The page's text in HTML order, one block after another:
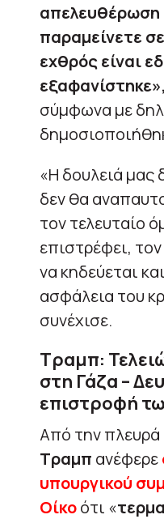
απελευθέρωση
παραμείνετε
εχθρός είναι
σύμφωνα με
«Η δουλειά μας
δεν θα
τον τελευταίο
επιστρέφει,
να κηδεύεται
ασφάλεια του
συνέχισε.
Τραμπ:
στη Γάζα –
επιστροφή
Από την πλευρά
Τραμπ ανέφερε
υπουργικού
Οίκοότι «